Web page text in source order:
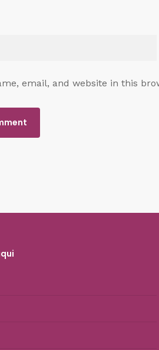
email, and website in this